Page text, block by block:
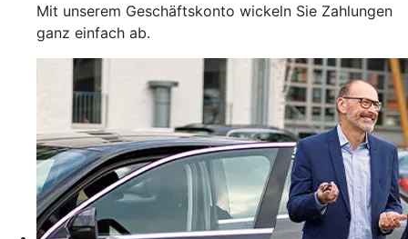
Mit unserem Geschäftskonto wickeln Sie Zahlungen
ganz einfach ab.